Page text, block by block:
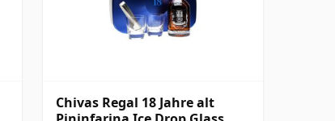
Chivas Regal 18 Jahre alt